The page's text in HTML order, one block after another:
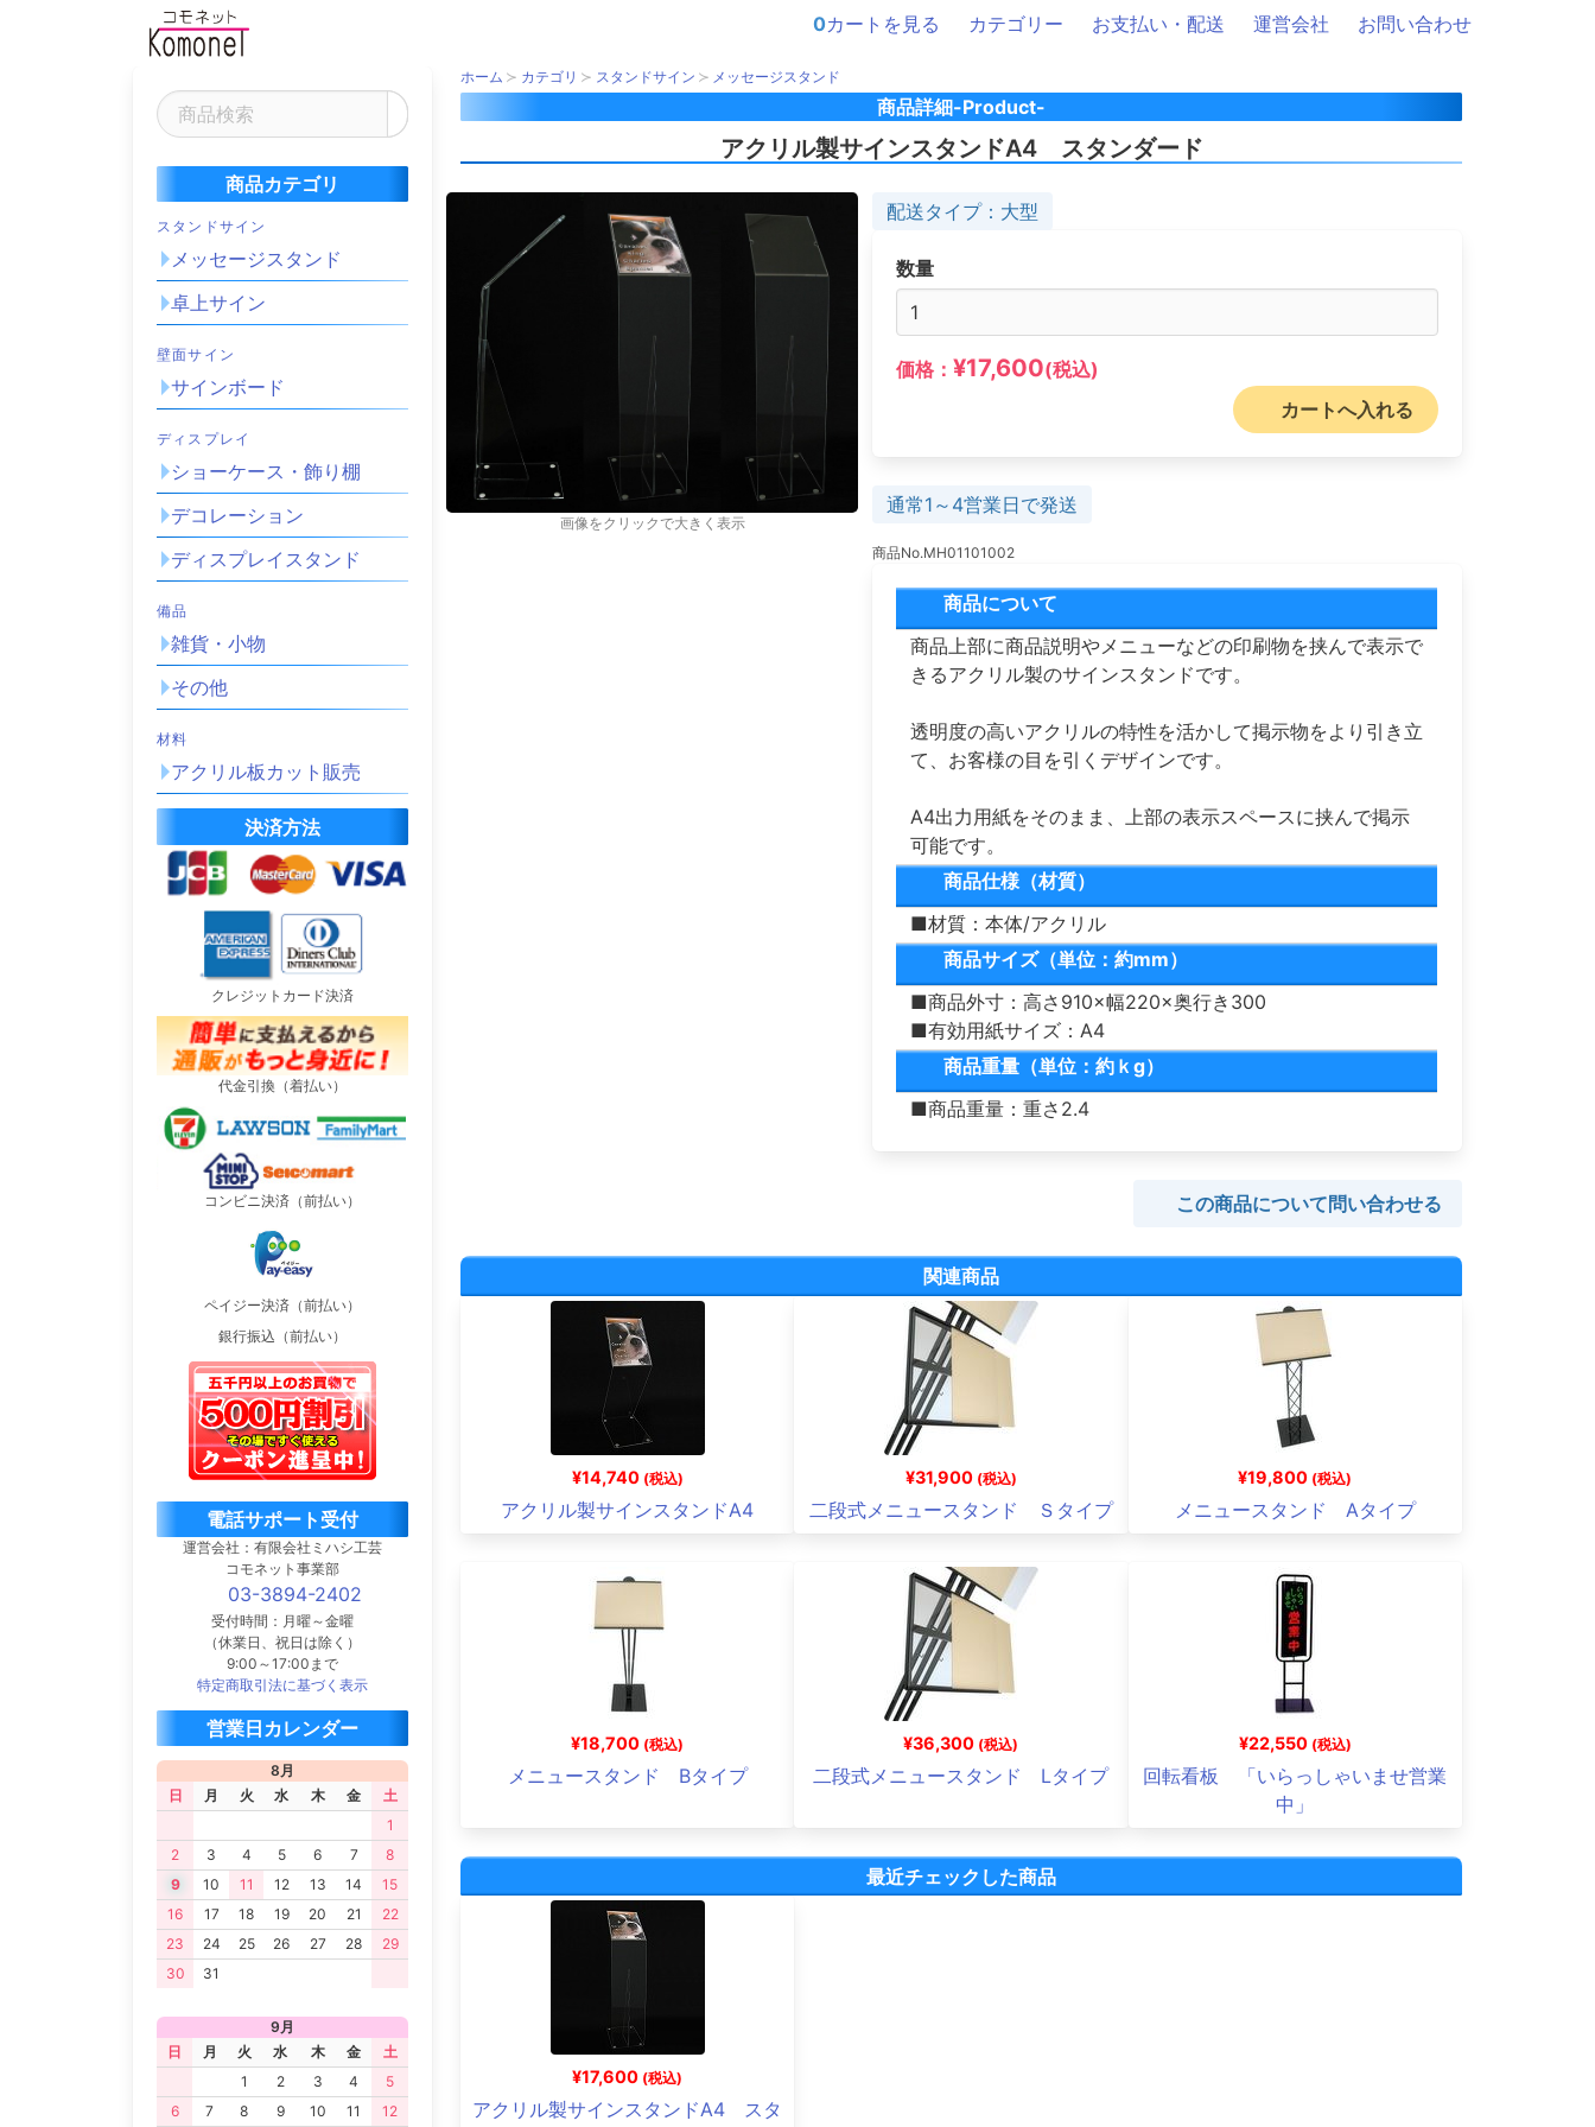
0カートを見る カテゴリー お支払い・配送 運営会社 お問い合わせ
商品カテゴリ
スタンドサイン
メッセージスタンド
卓上サイン
壁面サイン
サインボード
ディスプレイ
ショーケース・飾り棚
デコレーション
ディスプレイスタンド
備品
雑貨・小物
その他
材料
アクリル板カット販売
決済方法
クレジットカード決済
代金引換（着払い）
コンビニ決済（前払い）
ペイジー決済（前払い）
銀行振込（前払い）
電話サポート受付
運営会社：有限会社ミハシ工芸
コモネット事業部
03-3894-2402
受付時間：月曜～金曜
（休業日、祝日は除く）
9:00～17:00まで
特定商取引法に基づく表示
営業日カレンダー
8月
日
月 火 水 木 金
土
1
2
3 4 5 6 7
8
9
10 11 12 13 14
15
16
17 18 19 20 21
22
23
24 25 26 27 28
29
30
31
9月
日
月 火 水 木 金
土
1
2 3 4
5
6
7 8 9 10 11 12
ホーム カテゴリ スタンドサイン メッセージスタンド
商品詳細-Product-
アクリル製サインスタンドA4 スタンダード
画像をクリックで大きく表示
配送タイプ：大型
数量
価格： ¥17,600(税込)
カートへ入れる
通常1～4営業日で発送
商品No.MH01101002
商品について
商品上部に商品説明やメニューなどの印刷物を挟んで表示で
きるアクリル製のサインスタンドです。
透明度の高いアクリルの特性を活かして掲示物をより引き立
て、お客様の目を引くデザインです。
A4出力用紙をそのまま、上部の表示スペースに挟んで掲示
可能です。
商品仕様（材質）
■材質：本体/アクリル
商品サイズ（単位：約mm）
■商品外寸：高さ910×幅220×奥行き300
■有効用紙サイズ：A4
商品重量（単位：約ｋg）
■商品重量：重さ2.4
この商品について問い合わせる
関連商品
¥14,740 (税込)
アクリル製サインスタンドA4
¥31,900 (税込)
二段式メニュースタンド Ｓタイプ
¥19,800 (税込)
メニュースタンド Aタイプ
¥18,700 (税込)
メニュースタンド Bタイプ
¥36,300 (税込)
二段式メニュースタンド Lタイプ
¥22,550 (税込)
回転看板 「いらっしゃいませ営業
中」
最近チェックした商品
¥17,600 (税込)
アクリル製サインスタンドA4 スタ